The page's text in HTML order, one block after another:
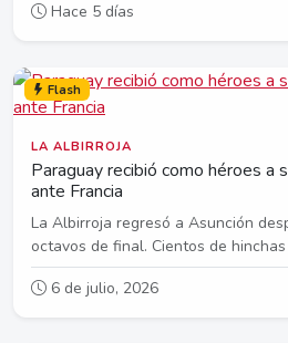
Hace 5 días
Flash
LA ALBIRROJA
Paraguay recibió como héroes a
ante Francia
La Albirroja regresó a Asunción
octavos de final. Cientos de hinchas
6 de julio, 2026